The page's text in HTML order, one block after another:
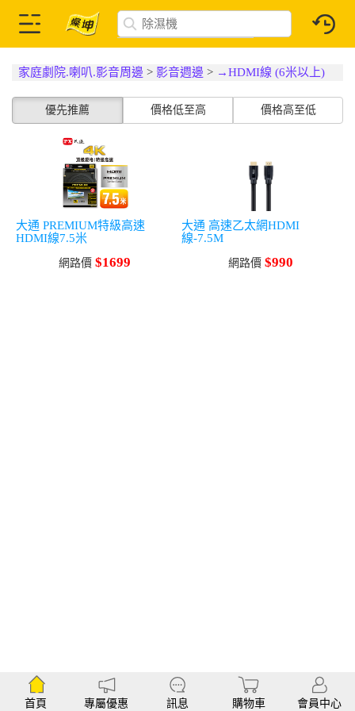
家庭劇院.喇叭.影音周邊 > 影音週邊 > →HDMI線 (6米以上)
優先推薦 價格低至高 價格高至低
大通 PREMIUM特級高速
HDMI線7.5米
網路價 $1699
大通 高速乙太網HDMI
線-7.5M
網路價 $990
首頁 專屬優惠 訊息 購物車 會員中心